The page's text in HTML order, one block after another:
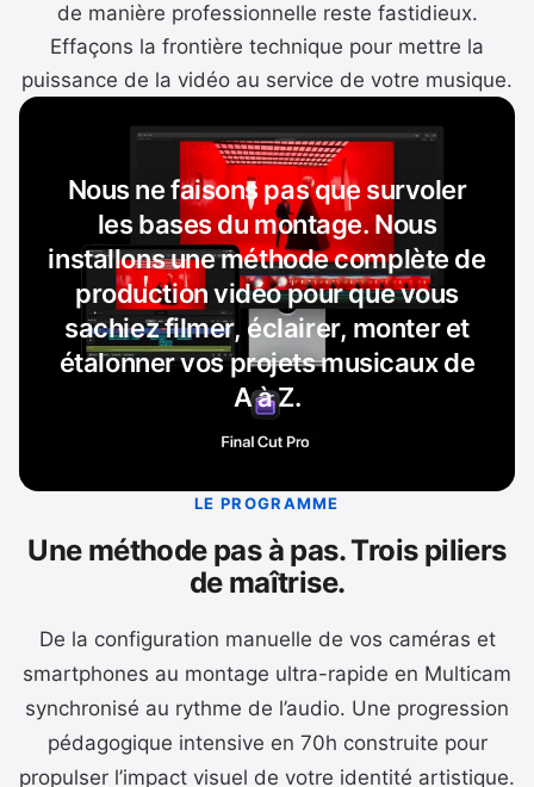
de manière professionnelle reste fastidieux.
Effaçons la frontière technique pour mettre la
puissance de la vidéo au service de votre musique.
Nous ne faisons pas que survoler
les bases du montage. Nous
installons une méthode complète de
production vidéo pour que vous
sachiez filmer, éclairer, monter et
étalonner vos projets musicaux de
A à Z.
LE PROGRAMME
Une méthode pas à pas. Trois piliers
de maîtrise.
De la configuration manuelle de vos caméras et
smartphones au montage ultra-rapide en Multicam
synchronisé au rythme de l’audio. Une progression
pédagogique intensive en 70h construite pour
propulser l’impact visuel de votre identité artistique.